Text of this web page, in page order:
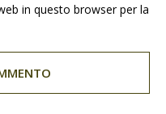
in questo browser per la